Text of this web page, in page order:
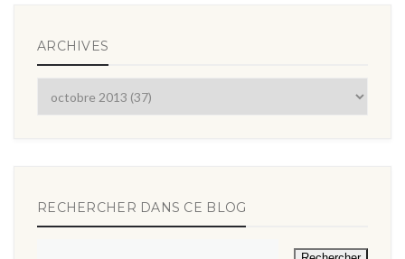
ARCHIVES
RECHERCHER DANS CE BLOG